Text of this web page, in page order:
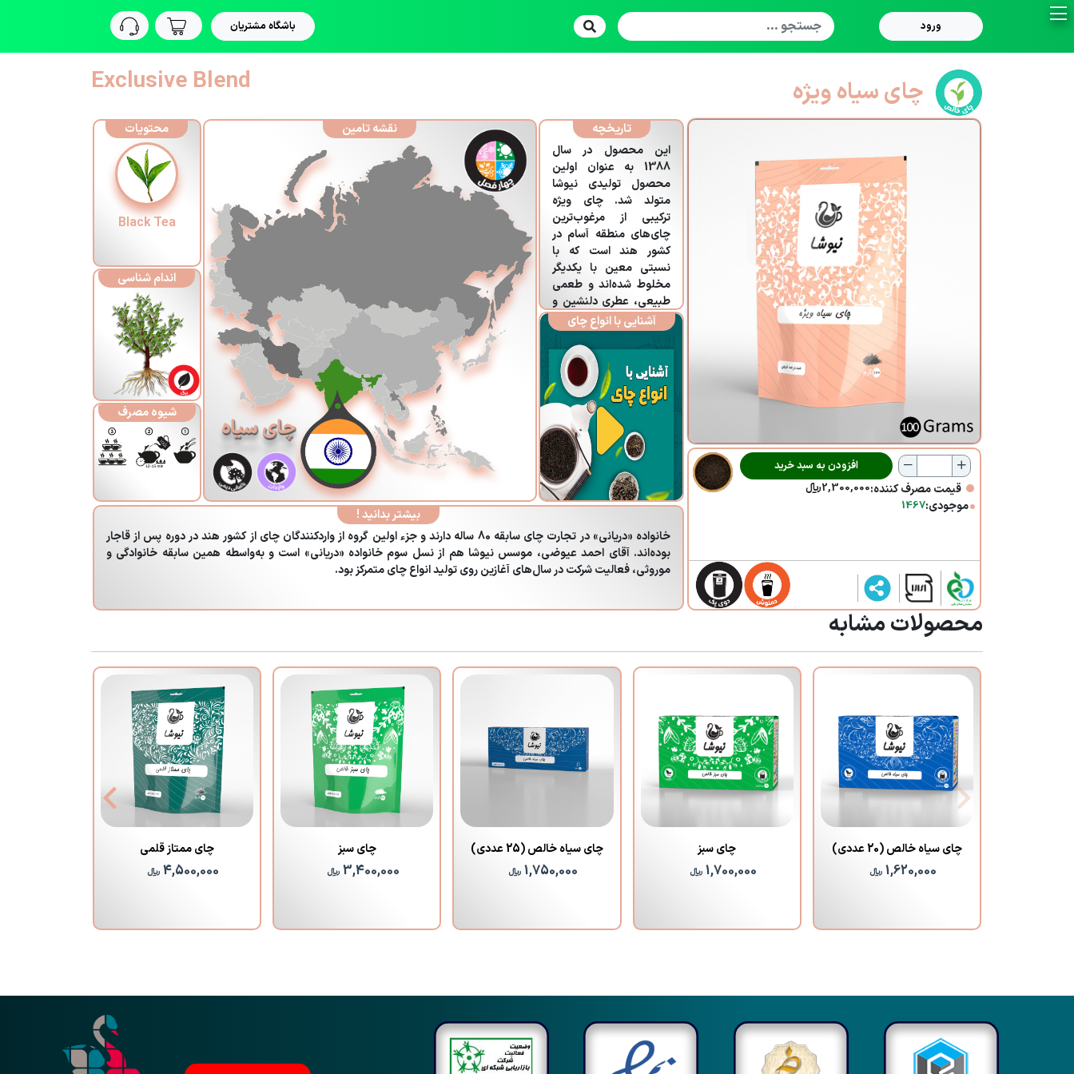
گروه بندی محصولات
فرصت درآمدزایی ما
ورود باشگاه مشتریان
چای سیاه ویژه Exclusive Blend
افزودن به سبد خرید
•قیمت مصرف کننده:2,300,000﷼
•موجودی:1467
تاریخچه
این محصول در سال
1388 به عنوان اولین
محصول تولیدی نیوشا
متولد شد. چای ویژه
ترکیبی از مرغوب‌ترین
چای‌های منطقه آسام در
کشور هند است که با
نسبتی معین با یکدیگر
مخلوط شده‌اند و طعمی
طبیعی، عطری دلنشین و
رنگی مناسب دارد.
چای‌های منطقه آسام به
داشتن طعم گس مشهور
هستند.
آشنایی با انواع چای
نقشه تامین
چای سیاه
محتویات
Black Tea
اندام شناسی
شیوه مصرف
بیشتر بدانید !
خانواده «دریانی» در تجارت چای سابقه 80 ساله دارند و جزء اولین گروه از واردکنندگان چای از کشور هند در دوره پس از قاجار
بوده‌اند. آقای احمد عیوضی، موسس نیوشا هم از نسل سوم خانواده «دریانی» است و به‌واسطه همین سابقه خانوادگی و
موروثی، فعالیت شرکت در سال‌های آغازین روی تولید انواع چای متمرکز بود.
محصولات مشابه
چای سیاه خالص (20 عددی)
1,620,000 ﷼
چای سبز
1,700,000 ﷼
چای سیاه خالص (25 عددی)
1,750,000 ﷼
چای سبز
3,400,000 ﷼
چای ممتاز قلمی
4,500,000 ﷼